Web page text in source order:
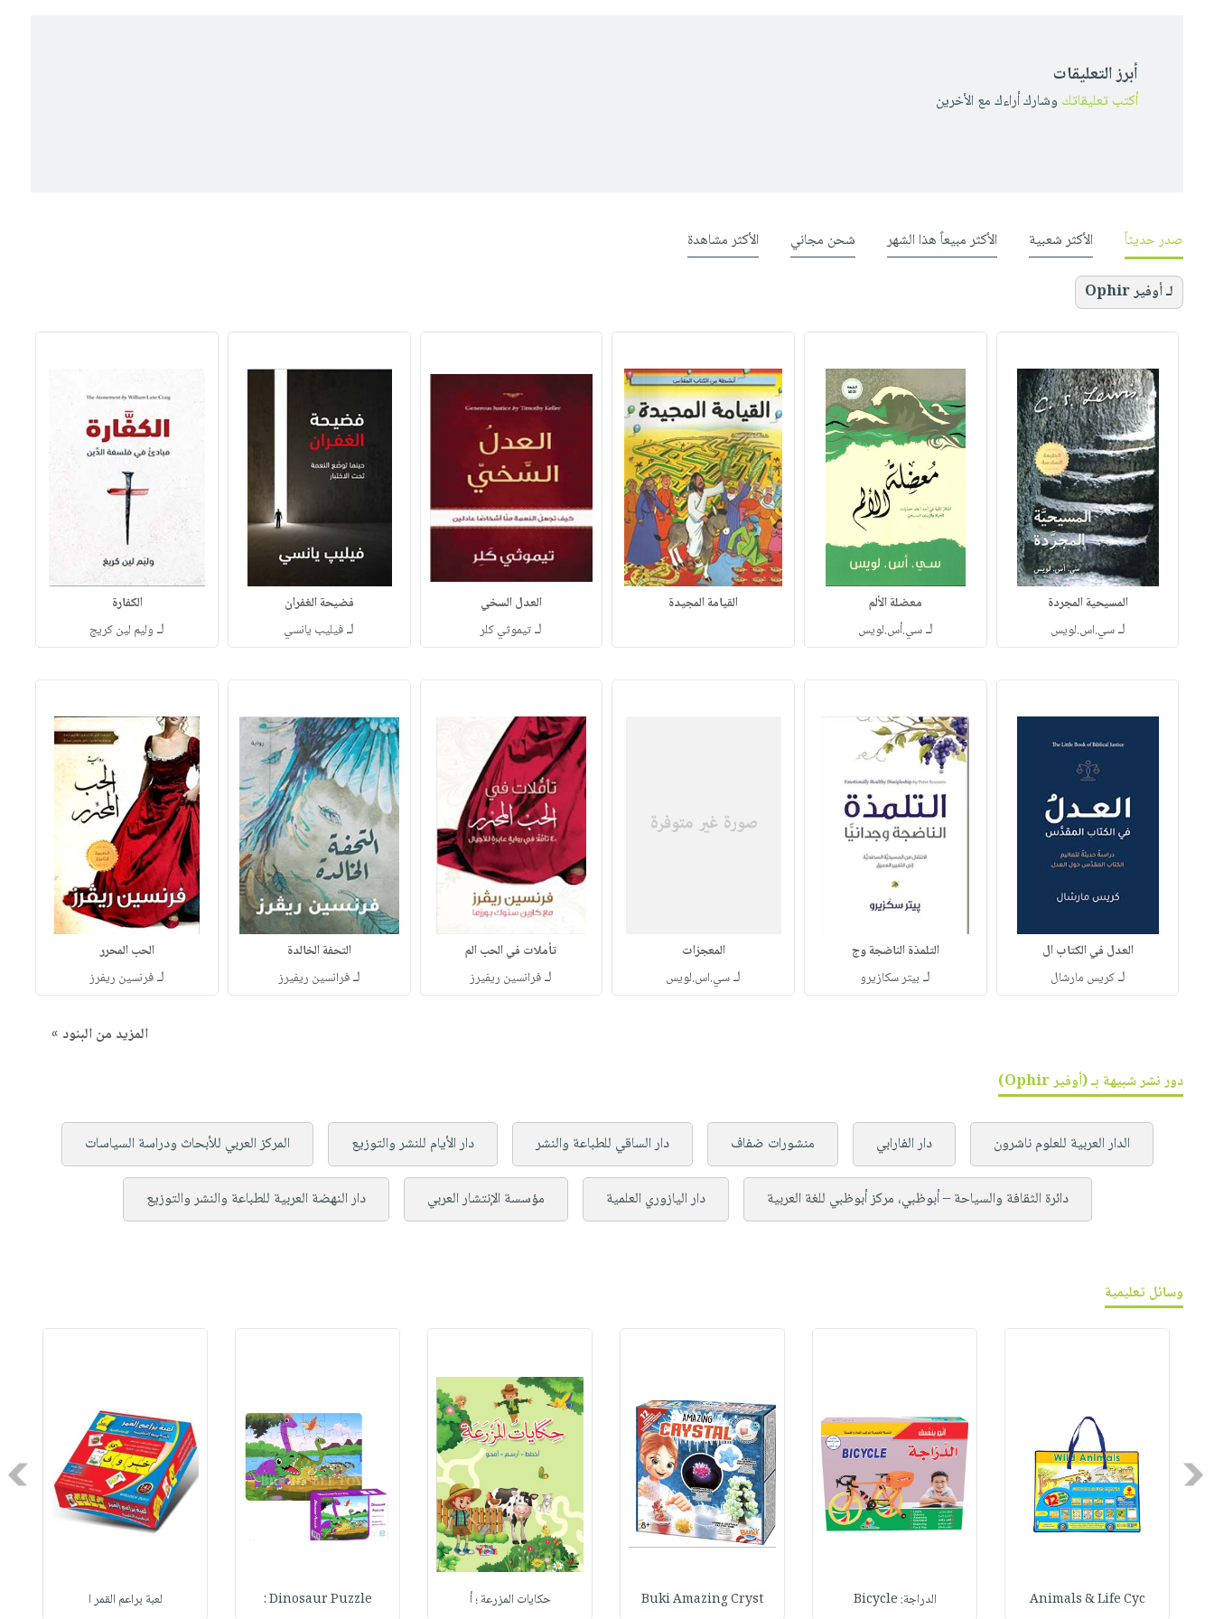
أبرز التعليقات
أكتب تعليقاتك وشارك أراءك مع الأخرين
صدر حديثاً الأكثر شعبية الأكثر مبيعاً هذا الشهر شحن مجاني الأكثر مشاهدة
لـ أوفير Ophir
المسيحية المجردة
لـسي.اس.لويس
معضلة الألم
لـسي.أس.لويس
القيامة المجيدة العدل السخي
لـتيموثي كلر
فضيحة الغفران
لـفيليب يانسي
الكفارة
لـ وليم لين كريج
العدل في الكتاب ال
لـكريس مارشال
التلمذة الناضجة وج
لـ بيتر سكازيرو
المعجزات
لـسي.اس.لويس
تأملات في الحب الم
لـفرانسين ريفيرز
التحفة الخالدة
لـفرانسين ريفيرز
الحب المحرر
لـفرنسين ريفرز
المزيد من البنود »
دور نشر شبيهة بـ (أوفير Ophir)
الدار العربية للعلوم ناشرون دار الفارابي منشورات ضفاف دار الساقي للطباعة والنشر دار الأيام للنشر والتوزيع المركز العربي للأبحاث ودراسة السياسات
دائرة الثقافة والسياحة – أبوظبي، مركز أبوظبي للغة العربية دار اليازوري العلمية مؤسسة الإنتشار العربي دار النهضة العربية للطباعة والنشر والتوزيع
وسائل تعليمية
Previous
Animals & Life Cyc الدراجة: Bicycle Buki Amazing Cryst حكايات المزرعة ؛ أ Dinosaur Puzzle : لعبة براعم القمر ا